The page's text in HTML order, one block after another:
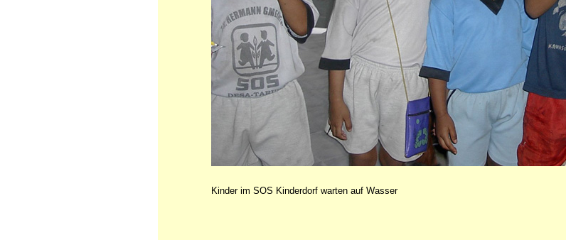
Kinder im SOS Kinderdorf warten auf Wasser